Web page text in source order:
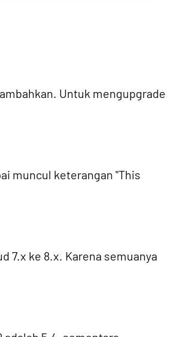
Untuk mengupgrade
muncul keterangan "This
7.x ke 8.x. Karena semuanya